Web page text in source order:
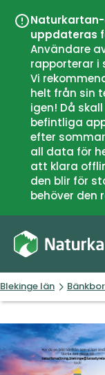
uppdateras
Användare
rapporterar i
Vi
helt från sin
igen! Då
befintliga
efter
all data för
att klara
den blir för
behöver den
Blekinge län